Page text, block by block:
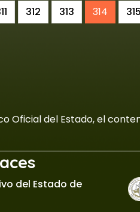
312 313 314 315
Oficial del Estado, el
del Estado de